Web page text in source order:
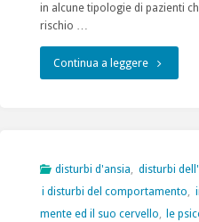
in alcune tipologie di pazienti
rischio …
Continua a leggere"Agitazione
special
disturbi d'ansia, disturbi
i disturbi del comportamento,
mente ed il suo cervello, le